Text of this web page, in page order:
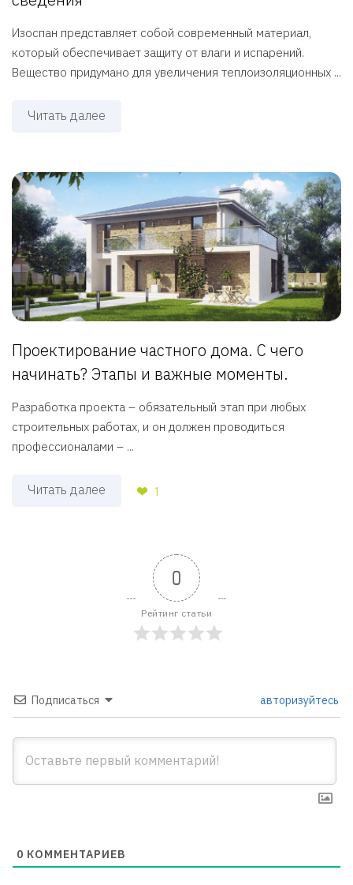
Изоспан представляет собой современный материал,
который обеспечивает защиту от влаги и испарений.
Вещество придумано для увеличения теплоизоляционных ...
Читать далее
Проектирование частного дома. С чего
начинать? Этапы и важные моменты.
Разработка проекта – обязательный этап при любых
строительных работах, и он должен проводиться
профессионалами – ...
Читать далее 1
0
Рейтинг статьи
Подписаться авторизуйтесь
0 КОММЕНТАРИЕВ